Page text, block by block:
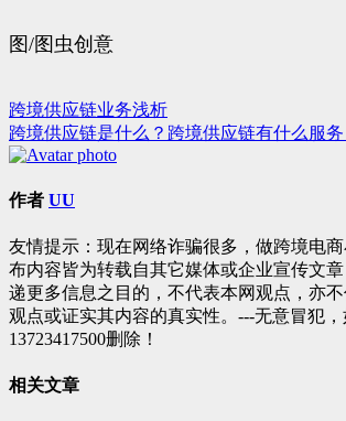
图/图虫创意
文
章
导
跨境供应链业务浅析
跨境供应链是什么？跨境供应链有什么服务
作者 UU
友情提示：现在网络诈骗很多，做跨境电
布内容皆为转载自其它媒体或企业宣传文
递更多信息之目的，不代表本网观点，亦
观点或证实其内容的真实性。---无意冒犯
13723417500删除！
相关文章